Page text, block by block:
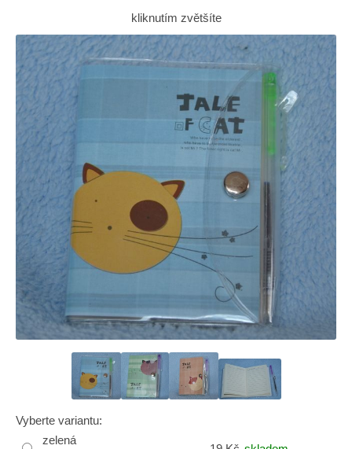
kliknutím zvětšíte
Vyberte variantu:
zelená